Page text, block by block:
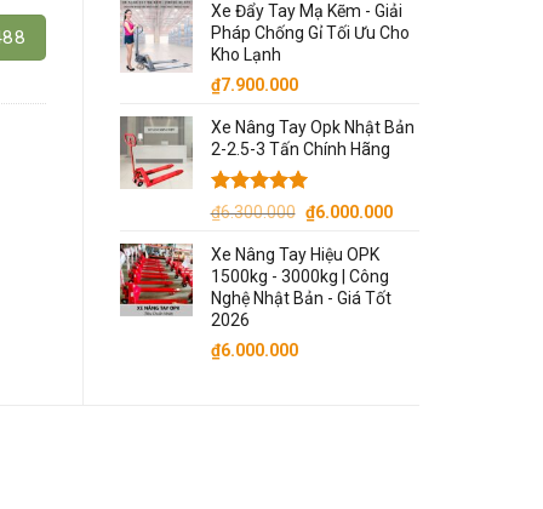
là:
₫13.500.000.
Xe Đẩy Tay Mạ Kẽm - Giải
Pháp Chống Gỉ Tối Ưu Cho
Kho Lạnh
₫7.900.000
Xe Nâng Tay Opk Nhật Bản
2-2.5-3 Tấn Chính Hãng
Được xếp
5 sao
₫6.300.000 Giá
là:
₫6.300.000.
₫6.000.000Giá
₫6.000.000.
Xe Nâng Tay Hiệu OPK
1500kg - 3000kg | Công
Nghệ Nhật Bản - Giá Tốt
2026
₫6.000.000